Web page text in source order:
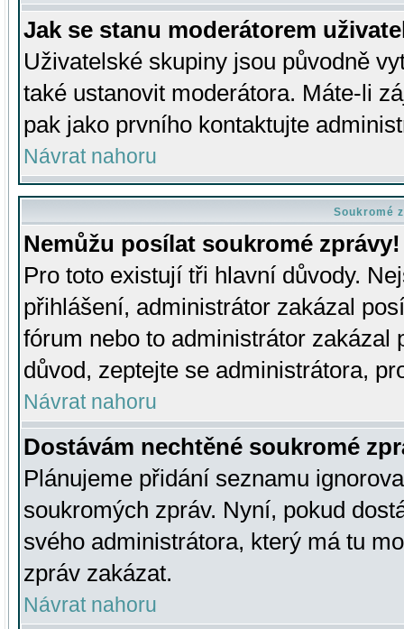
Jak se stanu moderátorem
Uživatelské skupiny jsou původně
také ustanovit moderátora. Máte-li
pak jako prvního kontaktujte
Návrat nahoru
Soukromé
Nemůžu posílat soukromé zprávy!
Pro toto existují tři hlavní důvody.
přihlášení, administrátor zakázal
fórum nebo to administrátor zakázal
důvod, zeptejte se administrátora,
Návrat nahoru
Dostávám nechtěné soukromé
Plánujeme přidání seznamu
soukromých zpráv. Nyní, pokud
svého administrátora, který má tu
zpráv zakázat.
Návrat nahoru